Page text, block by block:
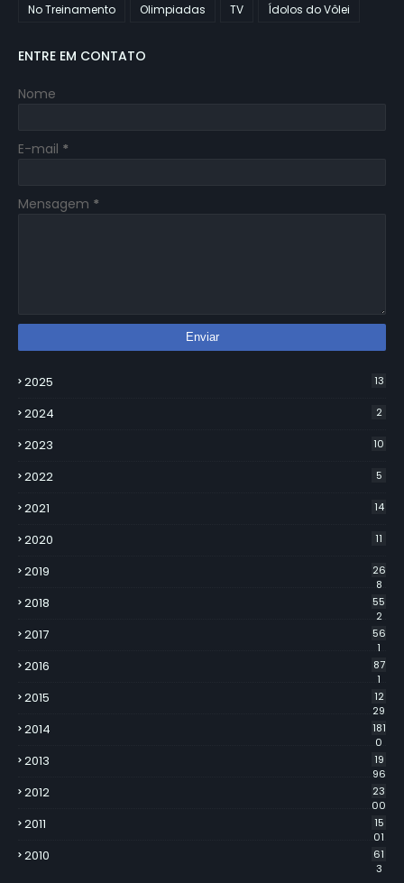
No Treinamento
Olimpiadas TV Ídolos do Vôlei
ENTRE EM CONTATO
Nome
E-mail *
Mensagem *
2025 13
2024 2
2023 10
2022 5
2021 14
2020 11
2019
26
8
2018
55
2
2017
56
1
2016
87
1
2015
12
29
2014
181
0
2013
19
96
2012
23
00
2011
15
01
2010
61
3